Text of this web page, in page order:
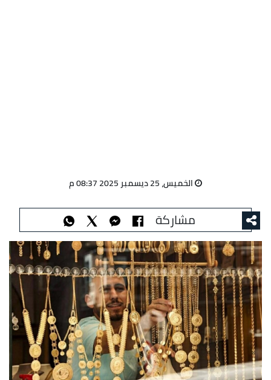
الخميس، 25 ديسمبر 2025 08:37 م
مشاركة